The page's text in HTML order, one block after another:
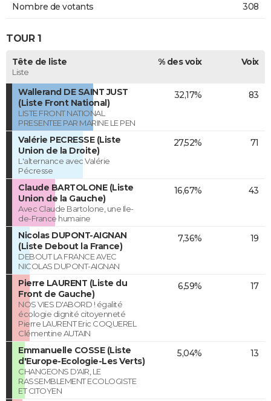
Nombre de votants 308
TOUR 1
Tête de liste
Liste
% des voix Voix
Wallerand DE SAINT JUST
(Liste Front National)
LISTE FRONT NATIONAL
PRESENTEE PAR MARINE LE PEN
32,17% 83
Valérie PECRESSE (Liste
Union de la Droite)
L'alternance avec Valérie
Pécresse
27,52% 71
Claude BARTOLONE (Liste
Union de la Gauche)
Avec Claude Bartolone, une Ile-
de-France humaine
16,67% 43
Nicolas DUPONT-AIGNAN
(Liste Debout la France)
DEBOUT LA FRANCE AVEC
NICOLAS DUPONT-AIGNAN
7,36% 19
Pierre LAURENT (Liste du
Front de Gauche)
NOS VIES D'ABORD ! égalité
écologie dignité citoyenneté
Pierre LAURENT Eric COQUEREL
Clémentine AUTAIN
6,59% 17
Emmanuelle COSSE (Liste
d'Europe-Ecologie-Les Verts)
CHANGEONS D'AIR, LE
RASSEMBLEMENT ECOLOGISTE
ET CITOYEN
5,04% 13